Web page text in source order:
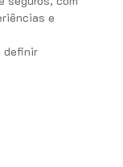
e
definir